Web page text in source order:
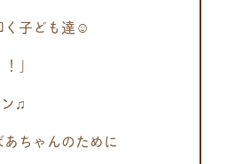
く子ども達☺
」
♫
ちゃんのために